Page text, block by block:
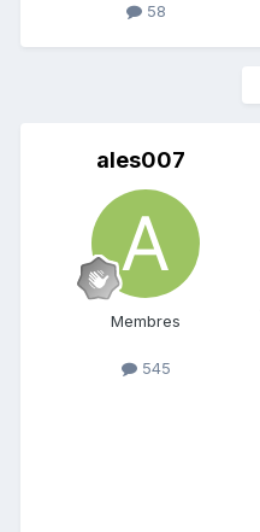
58
ales007
Membres
545